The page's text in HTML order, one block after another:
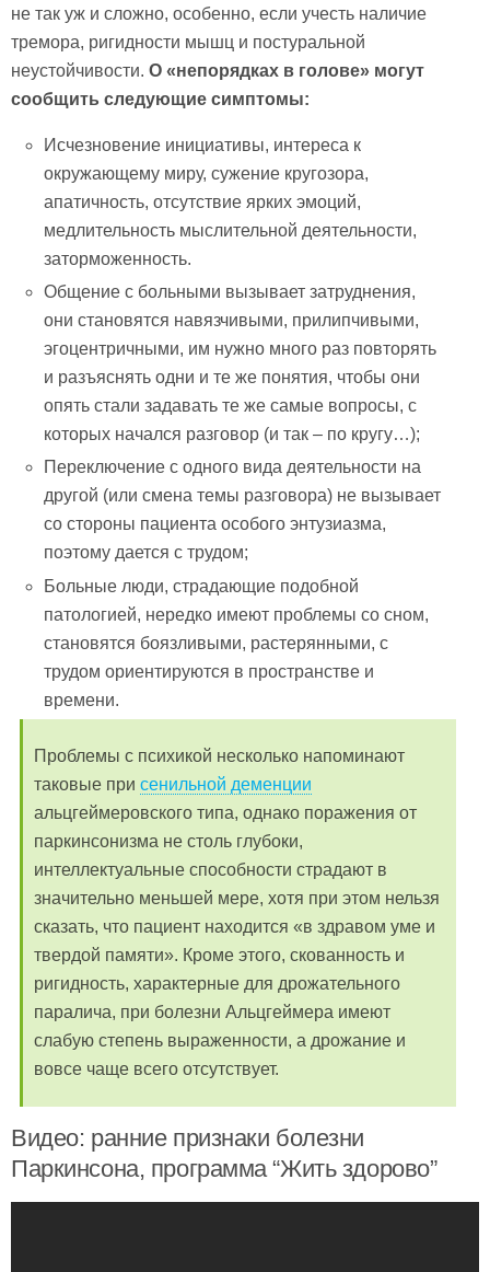
не так уж и сложно, особенно, если учесть наличие
тремора, ригидности мышц и постуральной
неустойчивости. О «непорядках в голове» могут
сообщить следующие симптомы:
Исчезновение инициативы, интереса к
окружающему миру, сужение кругозора,
апатичность, отсутствие ярких эмоций,
медлительность мыслительной деятельности,
заторможенность.
Общение с больными вызывает затруднения,
они становятся навязчивыми, прилипчивыми,
эгоцентричными, им нужно много раз повторять
и разъяснять одни и те же понятия, чтобы они
опять стали задавать те же самые вопросы, с
которых начался разговор (и так – по кругу…);
Переключение с одного вида деятельности на
другой (или смена темы разговора) не вызывает
со стороны пациента особого энтузиазма,
поэтому дается с трудом;
Больные люди, страдающие подобной
патологией, нередко имеют проблемы со сном,
становятся боязливыми, растерянными, с
трудом ориентируются в пространстве и
времени.
Проблемы с психикой несколько напоминают
таковые при сенильной деменции
альцгеймеровского типа, однако поражения от
паркинсонизма не столь глубоки,
интеллектуальные способности страдают в
значительно меньшей мере, хотя при этом нельзя
сказать, что пациент находится «в здравом уме и
твердой памяти». Кроме этого, скованность и
ригидность, характерные для дрожательного
паралича, при болезни Альцгеймера имеют
слабую степень выраженности, а дрожание и
вовсе чаще всего отсутствует.
Видео: ранние признаки болезни
Паркинсона, программа “Жить здорово”